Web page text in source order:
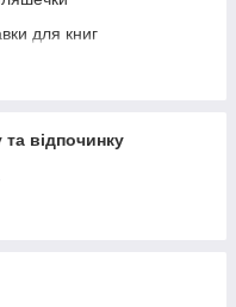
для книг
обкладинки
клей
відпочинку